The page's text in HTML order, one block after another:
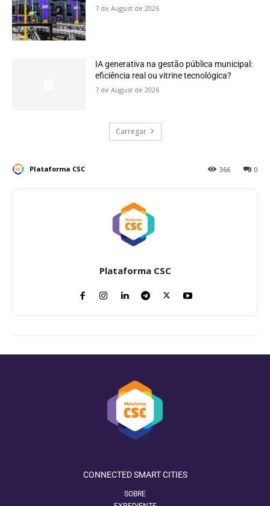
7 de August de 2026
IA generativa na gestão pública municipal:
eficiência real ou vitrine tecnológica?
7 de August de 2026
Carregar
Plataforma CSC 0
366
Plataforma CSC
CONNECTED SMART CITIES
SOBRE